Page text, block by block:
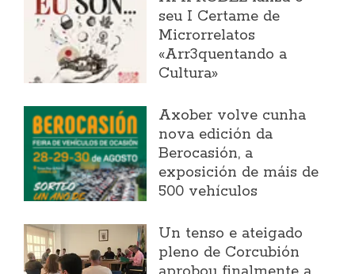
seu I Certame de
Microrrelatos
«Arr3quentando a
Cultura»
Axober volve cunha
nova edición da
Berocasión, a
exposición de máis de
500 vehículos
Un tenso e ateigado
pleno de Corcubión